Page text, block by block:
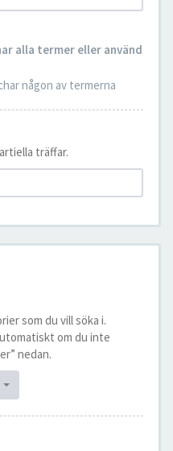
alla termer eller använd
någon av termerna
träffar.
som du vill söka i.
om du inte
nedan.